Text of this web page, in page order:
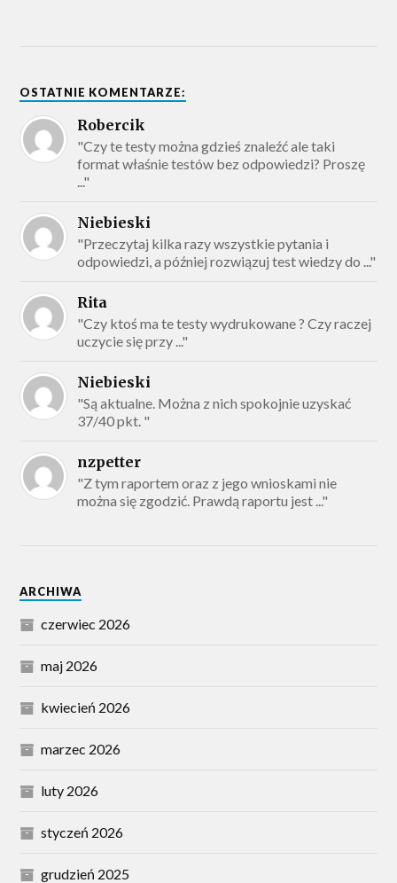
OSTATNIE KOMENTARZE:
Robercik
"Czy te testy można gdzieś znaleźć ale taki
format właśnie testów bez odpowiedzi? Proszę
..."
Niebieski
"Przeczytaj kilka razy wszystkie pytania i
odpowiedzi, a później rozwiązuj test wiedzy do ..."
Rita
"Czy ktoś ma te testy wydrukowane ? Czy raczej
uczycie się przy ..."
Niebieski
"Są aktualne. Można z nich spokojnie uzyskać
37/40 pkt. "
nzpetter
"Z tym raportem oraz z jego wnioskami nie
można się zgodzić. Prawdą raportu jest ..."
ARCHIWA
czerwiec 2026
maj 2026
kwiecień 2026
marzec 2026
luty 2026
styczeń 2026
grudzień 2025